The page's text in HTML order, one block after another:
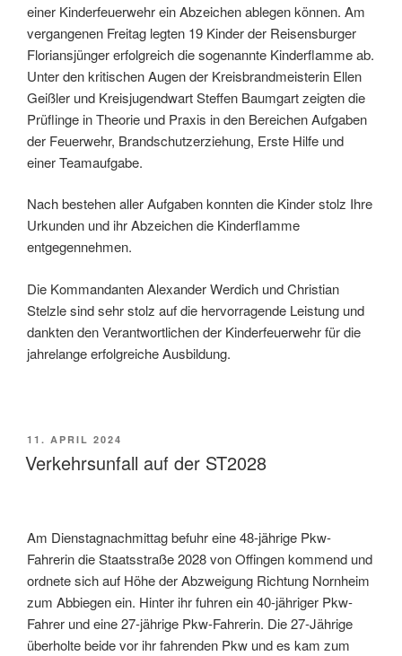
einer Kinderfeuerwehr ein Abzeichen ablegen können. Am
vergangenen Freitag legten 19 Kinder der Reisensburger
Floriansjünger erfolgreich die sogenannte Kinderflamme ab.
Unter den kritischen Augen der Kreisbrandmeisterin Ellen
Geißler und Kreisjugendwart Steffen Baumgart zeigten die
Prüflinge in Theorie und Praxis in den Bereichen Aufgaben
der Feuerwehr, Brandschutzerziehung, Erste Hilfe und
einer Teamaufgabe.
Nach bestehen aller Aufgaben konnten die Kinder stolz Ihre
Urkunden und ihr Abzeichen die Kinderflamme
entgegennehmen.
Die Kommandanten Alexander Werdich und Christian
Stelzle sind sehr stolz auf die hervorragende Leistung und
dankten den Verantwortlichen der Kinderfeuerwehr für die
jahrelange erfolgreiche Ausbildung.
VERÖFFENTLICHT
AM
11. APRIL 2024
Verkehrsunfall auf der ST2028
Am Dienstagnachmittag befuhr eine 48-jährige Pkw-
Fahrerin die Staatsstraße 2028 von Offingen kommend und
ordnete sich auf Höhe der Abzweigung Richtung Nornheim
zum Abbiegen ein. Hinter ihr fuhren ein 40-jähriger Pkw-
Fahrer und eine 27-jährige Pkw-Fahrerin. Die 27-Jährige
überholte beide vor ihr fahrenden Pkw und es kam zum